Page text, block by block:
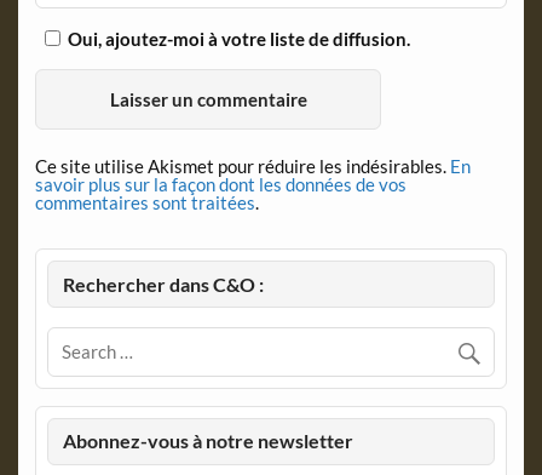
Oui, ajoutez-moi à votre liste de diffusion.
Ce site utilise Akismet pour réduire les indésirables. En
savoir plus sur la façon dont les données de vos
commentaires sont traitées.
Rechercher dans C&O :
Abonnez-vous à notre newsletter